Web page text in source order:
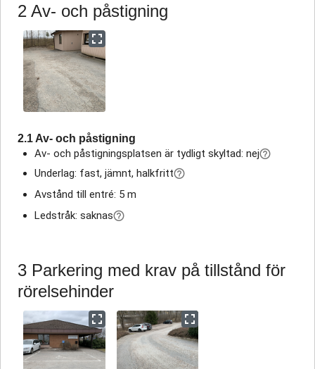
2 Av- och påstigning
2.1 Av- och påstigning
Av- och påstigningsplatsen är tydligt skyltad: nej
Underlag: fast, jämnt, halkfritt
Avstånd till entré: 5 m
Ledstråk: saknas
3 Parkering med krav på tillstånd för
rörelsehinder